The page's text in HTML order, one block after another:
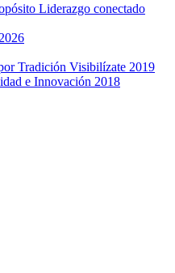
Liderazgo conectado
Tradición Visibilízate 2019
e Innovación 2018